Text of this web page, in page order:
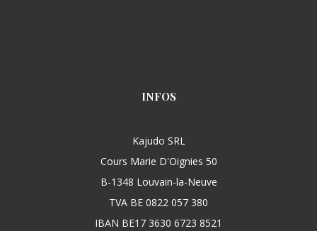
INFOS
Kajudo SRL
Cours Marie D'Oignies 50
B-1348 Louvain-la-Neuve
TVA BE 0822 057 380
IBAN BE17 3630 6723 8521